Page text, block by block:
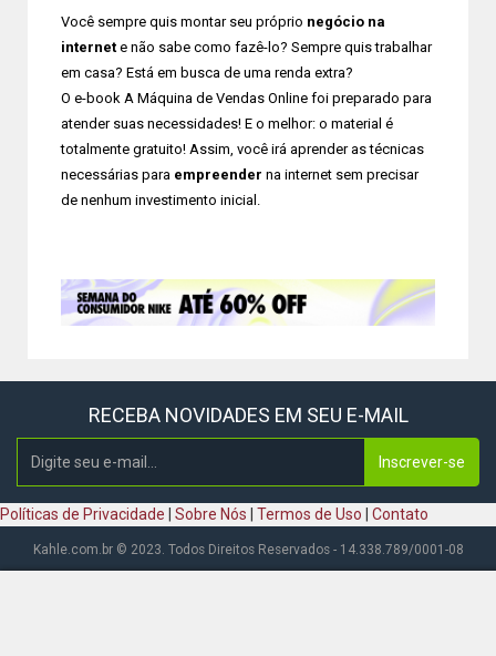
Você sempre quis montar seu próprio negócio na
internet e não sabe como fazê-lo? Sempre quis trabalhar
em casa? Está em busca de uma renda extra?
O e-book A Máquina de Vendas Online foi preparado para
atender suas necessidades! E o melhor: o material é
totalmente gratuito! Assim, você irá aprender as técnicas
necessárias para empreender na internet sem precisar
de nenhum investimento inicial.
RECEBA NOVIDADES EM SEU E-MAIL
Inscrever-se
Políticas de Privacidade Sobre Nós Termos de Uso Contato
Kahle.com.br © 2023. Todos Direitos Reservados - 14.338.789/0001-08